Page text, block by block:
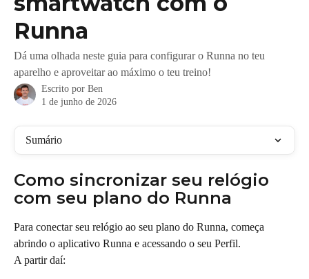
Runna
Dá uma olhada neste guia para configurar o Runna no teu
aparelho e aproveitar ao máximo o teu treino!
Escrito por Ben
1 de junho de 2026
Sumário
Como sincronizar seu relógio
com seu plano do Runna
Para conectar seu relógio ao seu plano do Runna, começa
abrindo o aplicativo Runna e acessando o seu Perfil.
A partir daí: